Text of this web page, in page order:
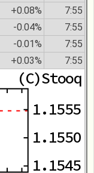
+0.08% 7:55
-0.04% 7:55
-0.01% 7:55
+0.03% 7:55